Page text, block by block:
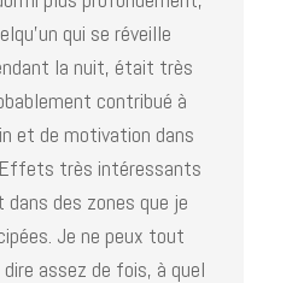
qui se réveille
la nuit, était très
contribué à
et de motivation dans
Effets très intéressants
des zones que je
Je ne peux tout
assez de fois, à quel